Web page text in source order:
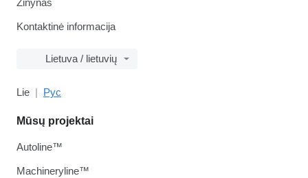
Žinynas
Kontaktinė informacija
Lietuva / lietuvių
Lie Рус
Mūsų projektai
Autoline™
Machineryline™